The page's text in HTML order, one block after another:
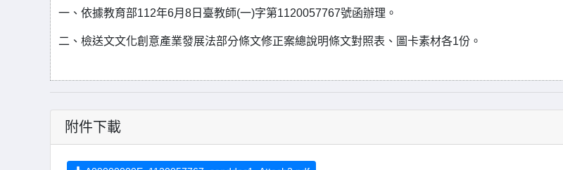
一、依據教育部112年6月8日臺教師(一)字第1120057767號函辦理。
二、檢送文文化創意產業發展法部分條文修正案總說明條文對照表、圖卡素材各1份。
附件下載